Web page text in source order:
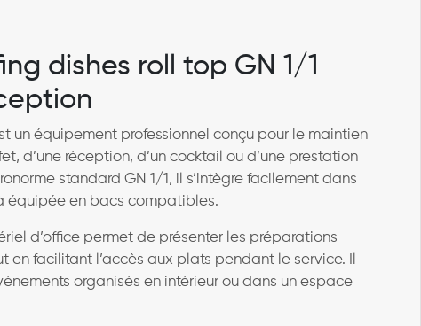
dishes roll top GN 1/1
un équipement professionnel conçu pour le maintien
d’une réception, d’un cocktail ou d’une prestation
standard GN 1/1, il s’intègre facilement dans
équipée en bacs compatibles.
d’office permet de présenter les préparations
en facilitant l’accès aux plats pendant le service. Il
organisés en intérieur ou dans un espace